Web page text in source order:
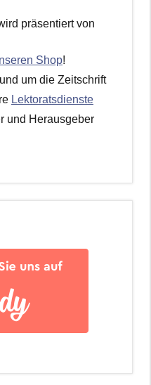
präsentiert von
Shop!
um die Zeitschrift
Lektoratsdienste
und Herausgeber